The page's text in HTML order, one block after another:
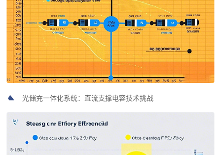
光储充一体化系统：直流支撑电容技术挑战